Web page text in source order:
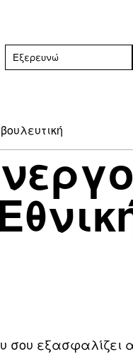
σου εξασφαλίζει